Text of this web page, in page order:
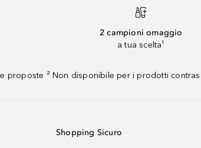
2 campioni omaggio
a tua scelta¹
² Non disponibile per i prodotti
Shopping Sicuro